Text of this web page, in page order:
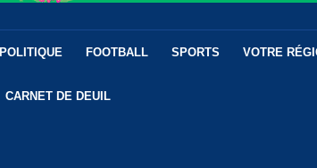
POLITIQUE FOOTBALL SPORTS VOTRE
CARNET DE DEUIL